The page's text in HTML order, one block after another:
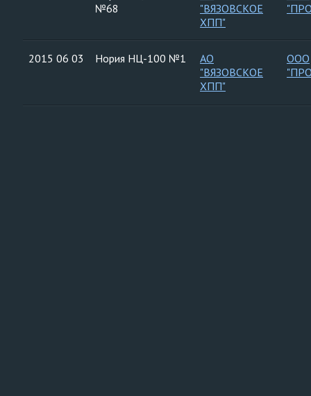
№68
"ВЯЗОВСКОЕ
ХПП"
2015 06 03 Нория НЦ-100 №1
АО
"ВЯЗОВСКОЕ
ХПП"
ООО